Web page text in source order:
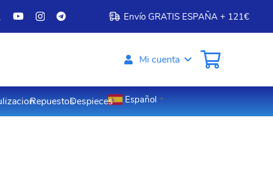
Envío GRATIS ESPAÑA + 121€
Mi cuenta
RepuestosDespieces Español ▼